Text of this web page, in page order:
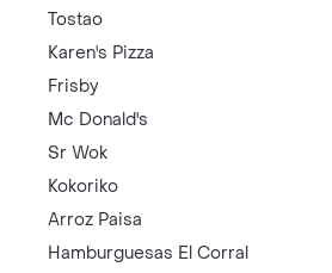
Tostao
Karen's Pizza
Frisby
Mc Donald's
Sr Wok
Kokoriko
Arroz Paisa
Hamburguesas El Corral